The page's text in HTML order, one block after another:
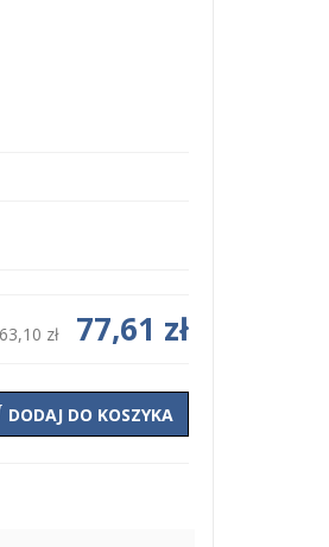
63,10 zł 77,61 zł
DODAJ DO KOSZYKA